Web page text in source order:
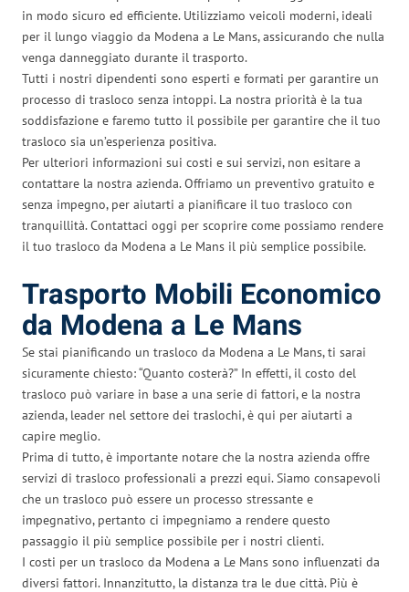
in modo sicuro ed efficiente. Utilizziamo veicoli moderni, ideali
per il lungo viaggio da Modena a Le Mans, assicurando che nulla
venga danneggiato durante il trasporto.
Tutti i nostri dipendenti sono esperti e formati per garantire un
processo di trasloco senza intoppi. La nostra priorità è la tua
soddisfazione e faremo tutto il possibile per garantire che il tuo
trasloco sia un’esperienza positiva.
Per ulteriori informazioni sui costi e sui servizi, non esitare a
contattare la nostra azienda. Offriamo un preventivo gratuito e
senza impegno, per aiutarti a pianificare il tuo trasloco con
tranquillità. Contattaci oggi per scoprire come possiamo rendere
il tuo trasloco da Modena a Le Mans il più semplice possibile.
Trasporto Mobili Economico
da Modena a Le Mans
Se stai pianificando un trasloco da Modena a Le Mans, ti sarai
sicuramente chiesto: “Quanto costerà?” In effetti, il costo del
trasloco può variare in base a una serie di fattori, e la nostra
azienda, leader nel settore dei traslochi, è qui per aiutarti a
capire meglio.
Prima di tutto, è importante notare che la nostra azienda offre
servizi di trasloco professionali a prezzi equi. Siamo consapevoli
che un trasloco può essere un processo stressante e
impegnativo, pertanto ci impegniamo a rendere questo
passaggio il più semplice possibile per i nostri clienti.
I costi per un trasloco da Modena a Le Mans sono influenzati da
diversi fattori. Innanzitutto, la distanza tra le due città. Più è